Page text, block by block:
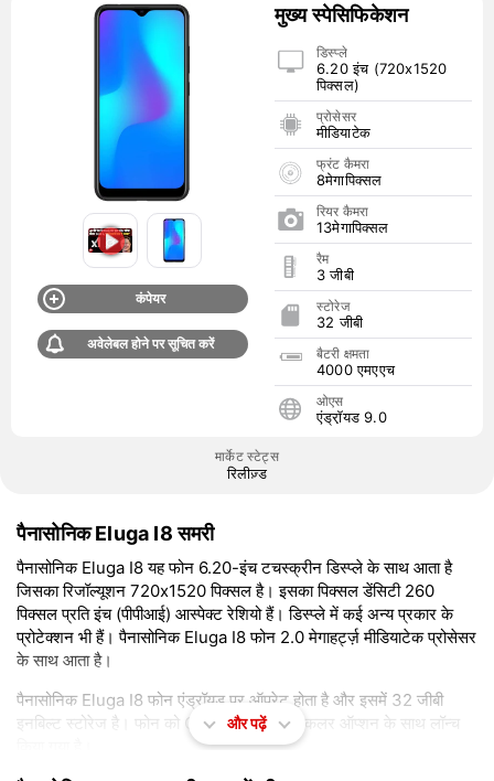
कंपेयर
अवेलेबल होने पर सूचित करें
मुख्य स्पेसिफिकेशन
डिस्प्ले
6.20 इंच (720x1520
पिक्सल)
प्रोसेसर
मीडियाटेक
फ्रंट कैमरा
8मेगापिक्सल
रियर कैमरा
13मेगापिक्सल
रैम
3 जीबी
स्टोरेज
32 जीबी
बैटरी क्षमता
4000 एमएएच
ओएस
एंड्रॉ़यड 9.0
मार्केट स्टेट्स
रिलीज़्ड
पैनासोनिक Eluga I8 समरी
पैनासोनिक Eluga I8 यह फोन 6.20-इंच टचस्क्रीन डिस्प्ले के साथ आता है
जिसका रिजॉल्यूशन 720x1520 पिक्सल है। इसका पिक्सल डेंसिटी 260
पिक्सल प्रति इंच (पीपीआई) आस्पेक्ट रेशियो हैं। डिस्प्ले में कई अन्य प्रकार के
प्रोटेक्शन भी हैं। पैनासोनिक Eluga I8 फोन 2.0 मेगाहर्ट्ज़ मीडियाटेक प्रोसेसर
के साथ आता है।
पैनासोनिक Eluga I8 फोन एंड्रॉ़यड पर ऑपरेट होता है और इसमें 32 जीबी
इनबिल्ट स्टोरेज है। फोन को Charcoal Black कलर ऑप्शन के साथ लॉन्च
और पढ़ें